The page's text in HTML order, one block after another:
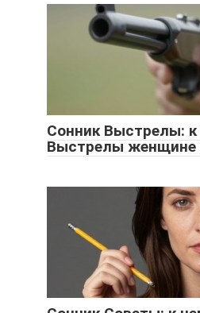
Сонник Выстрелы: к
Выстрелы женщине